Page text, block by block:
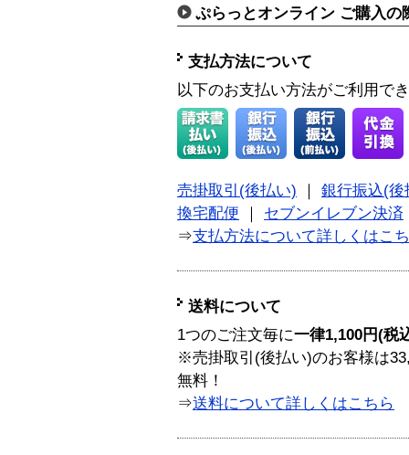
ぷらっとオンライン ご購入の
支払方法について
以下のお支払い方法がご利用で
売掛取引(後払い)
銀行振込(後
換宅配便
セブンイレブン決済
⇒支払方法について詳しくはこ
送料について
1つのご注文毎に一律1,100円(税
※売掛取引(後払い)のお客様は
無料！
⇒送料について詳しくはこちら